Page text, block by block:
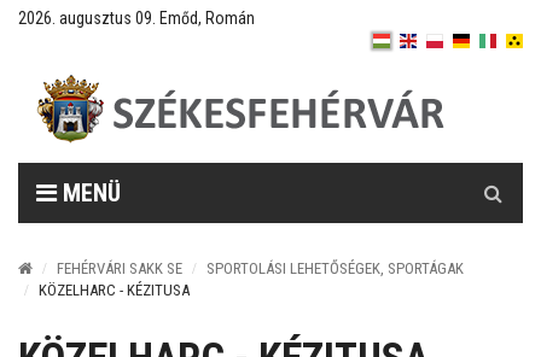
2026. augusztus 09. Emőd, Román
MENÜ
FEHÉRVÁRI SAKK SE
SPORTOLÁSI LEHETŐSÉGEK, SPORTÁGAK
KÖZELHARC - KÉZITUSA